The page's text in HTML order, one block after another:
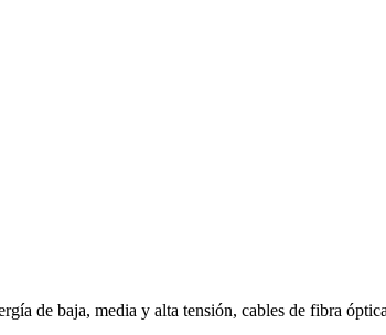
de baja, media y alta tensión, cables de fibra